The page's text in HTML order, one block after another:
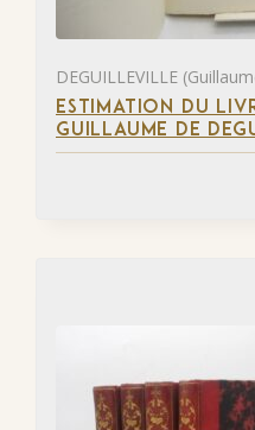
DEGUILLEVILLE
ESTIMATION DU
GUILLAUME DE